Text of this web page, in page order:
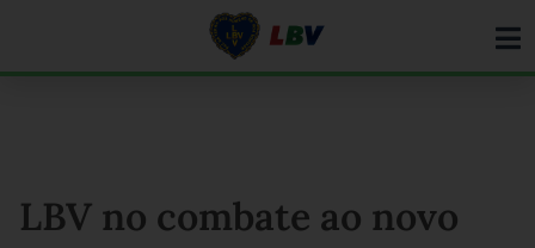
LBV no combate ao novo